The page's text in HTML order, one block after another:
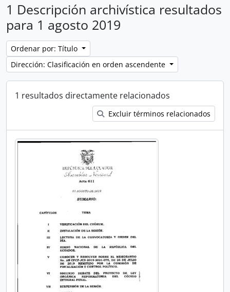
1 Descripción archivística resultados
para 1 agosto 2019
Ordenar por: Título
Dirección: Clasificación en orden ascendente
1 resultados directamente relacionados
Excluir términos relacionados